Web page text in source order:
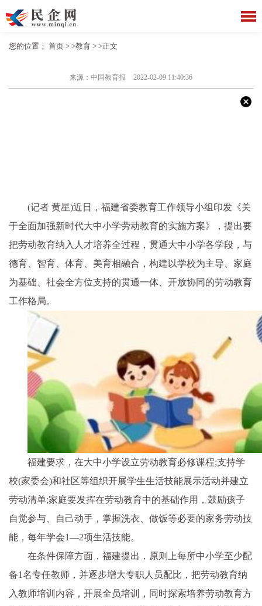
您的位置： 首页 > >教育 > >正文
来源：中国教育报 2022-02-09 11:40:36
(记者 黄星)近 日，福建省委教育工作领导小组印发《关
于全面加强新时代大中小学劳动教育的实施方案》，提出要
把劳动教育纳入人才培养全过程，贯通大中小学各学段，与
德育、智育、体育、美育相融合，构建以学校为主导、家庭
为基础、社会全方位支持的贯通一体、开放协同的劳动教育
工作格局。
福建要求，在大中小学设立劳动教育必修课程;支持学
校(家委会)和社区等组织开展学生生活技能展示活动并建立
劳动清单;家庭要发挥在劳动教育中的基础作用，鼓励孩子
自觉参与、自己动手，掌握洗衣、做饭等必要的家务劳动技
能，每年学会1—2项生活技能。
在条件保障方面，福建提出，原则上每所中小学至少配
备1名专任教师，并逐步增大专职人员配比，把劳动教育纳
入教师培训内容，开展全员培训，同时探索培养劳动教育方